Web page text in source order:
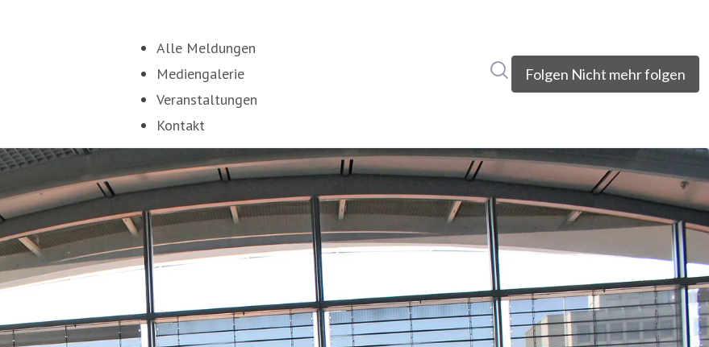
Alle Meldungen
Mediengalerie
Veranstaltungen
Kontakt
Folgen Nicht mehr folgen